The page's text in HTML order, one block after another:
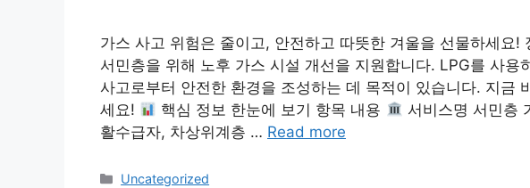
가스 사고 위험은 줄이고, 안전하고 따뜻한 겨울을 선물하세요!
서민층을 위해 노후 가스 시설 개선을 지원합니다. LPG를 사용
사고로부터 안전한 환경을 조성하는 데 목적이 있습니다. 지금
세요!
핵심 정보 한눈에 보기 항목 내용 서비스명 서민층
활수급자, 차상위계층 … Read more
Categories
Uncategorized